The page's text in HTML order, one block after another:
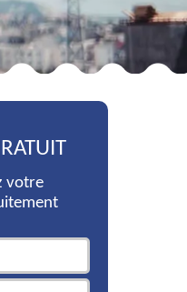
votre